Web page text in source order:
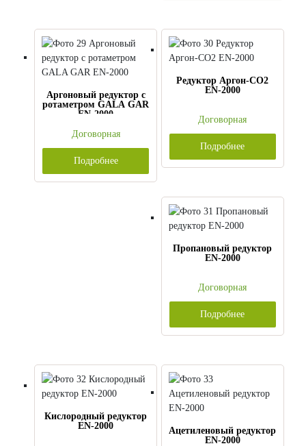
Аргоновый редуктор с
ротаметром GALA GAR
EN-2000
Договорная
Подробнее
Редуктор Аргон-CO2
EN-2000
Договорная
Подробнее
Пропановый редуктор
EN-2000
Договорная
Подробнее
Кислородный редуктор
EN-2000
Ацетиленовый редуктор
EN-2000